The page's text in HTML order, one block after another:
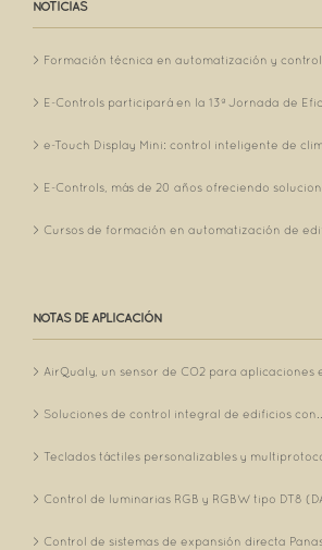
NOTICIAS
Formación técnica en automatización y
E-Controls participará en la 13ª Jornada de
e-Touch Display Mini: control inteligente de
E-Controls, más de 20 años ofreciendo
Cursos de formación en automatización de
NOTAS DE APLICACIÓN
AirQualy, un sensor de CO2 para aplicaciones
Soluciones de control integral de edificios
Teclados táctiles personalizables y
Control de luminarias RGB y RGBW tipo DT8
Control de sistemas de expansión directa